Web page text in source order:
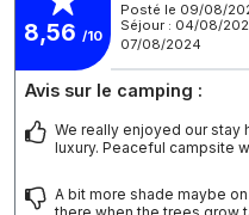
8,56 /10
Posté le 09/08/
Séjour : 04/08/
07/08/2024
Avis sur le camping :
We really enjoyed our stay
luxury. Peaceful campsite
A bit more shade maybe
there when the trees grow